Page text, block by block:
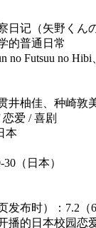
日记（矢野くん
的普通日常
no Futsuu no Hibi
井柚佳、种崎敦
爱 / 喜剧
本
（日本）
发布时）：7.2（
播的日本校园